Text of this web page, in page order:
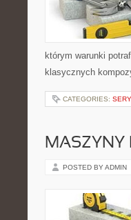
którym warunki
klasycznych
CATEGORIES:
MASZYNY
POSTED BY ADMIN